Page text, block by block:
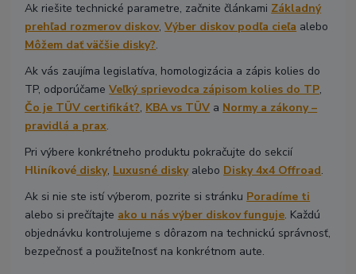
Ak riešite technické parametre, začnite článkami Základný
prehľad rozmerov diskov,Výber diskov podľa cieľa alebo
Môžem dať väčšie disky?.
Ak vás zaujíma legislatíva, homologizácia a zápis kolies do
TP, odporúčameVeľký sprievodca zápisom kolies do TP,
Čo je TÜV certifikát?, KBA vs TÜV a Normy a zákony –
pravidlá a prax.
Pri výbere konkrétneho produktu pokračujte do sekcií
Hliníkové disky, Luxusné diskyalebo Disky 4x4 Offroad.
Ak si nie ste istí výberom, pozrite si stránku Poradíme ti
alebo si prečítajte ako u nás výber diskov funguje. Každú
objednávku kontrolujeme s dôrazom na technickú správnosť,
bezpečnosť a použiteľnosť na konkrétnom aute.